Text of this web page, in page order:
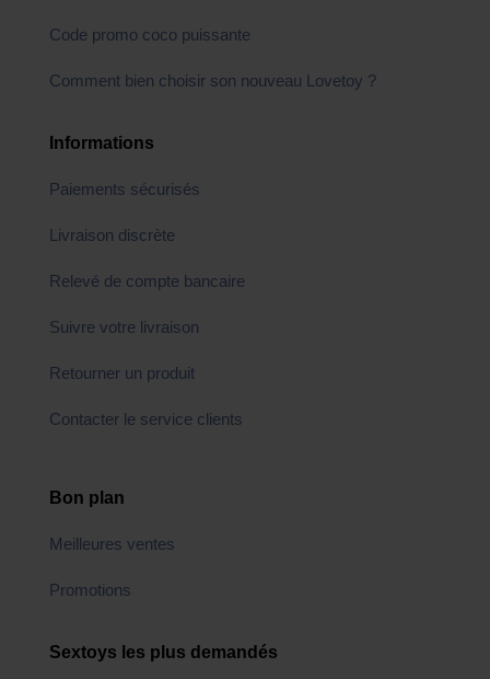
Code promo coco puissante
Comment bien choisir son nouveau Lovetoy ?
Informations
Paiements sécurisés
Livraison discrète
Relevé de compte bancaire
Suivre votre livraison
Retourner un produit
Contacter le service clients
Bon plan
Meilleures ventes
Promotions
Sextoys les plus demandés